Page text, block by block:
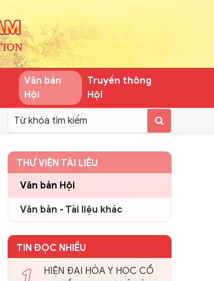
Văn bản
Hội
Truyền thông
Hội
THƯ VIỆN TÀI LIỆU
Văn bản Hội
Văn bản - Tài liệu khác
TIN ĐỌC NHIỀU
HIỆN ĐẠI HÓA Y HỌC CỔ